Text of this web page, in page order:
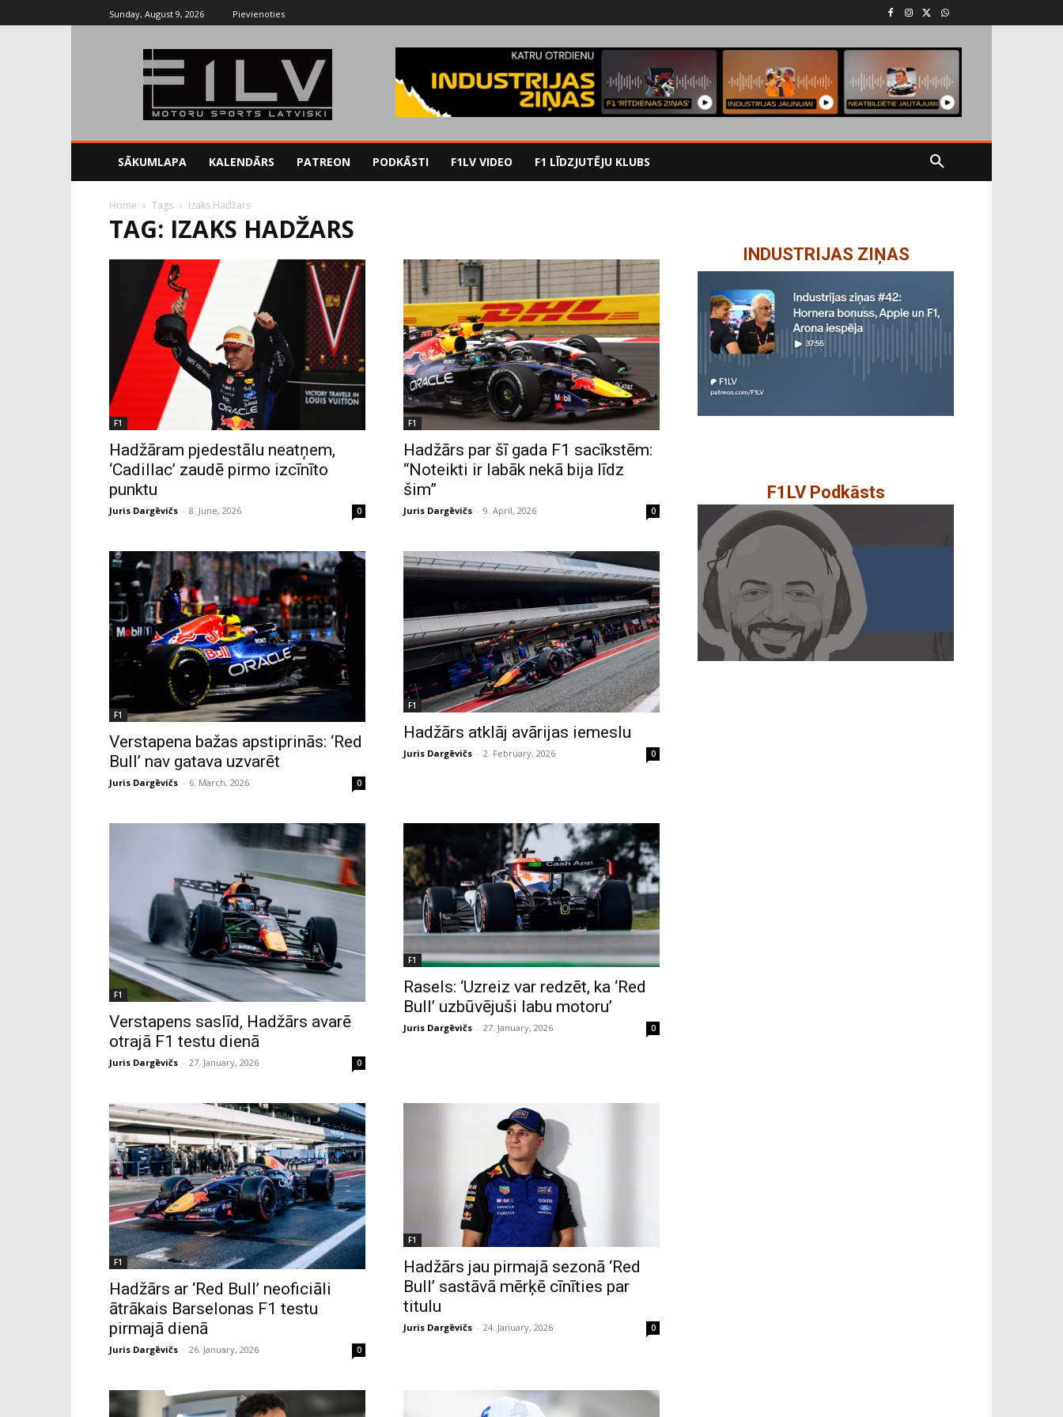
Sunday, August 9, 2026 Pievienoties
SĀKUMLAPA KALENDĀRS PATREON PODKĀSTI F1LV VIDEO F1 LĪDZJUTĒJU KLUBS
Home Tags Izaks Hadžars
TAG: IZAKS HADŽARS
F1
Hadžāram pjedestālu neatņem,
‘Cadillac’ zaudē pirmo izcīnīto
punktu
Juris Dargēvičs - 8. June, 2026 0
F1
Hadžārs par šī gada F1 sacīkstēm:
“Noteikti ir labāk nekā bija līdz
šim”
Juris Dargēvičs - 9. April, 2026 0
F1
Verstapena bažas apstiprinās: ‘Red
Bull’ nav gatava uzvarēt
Juris Dargēvičs - 6. March, 2026 0
F1
Hadžārs atklāj avārijas iemeslu
Juris Dargēvičs - 2. February, 2026 0
F1
Verstapens saslīd, Hadžārs avarē
otrajā F1 testu dienā
Juris Dargēvičs - 27. January, 2026 0
F1
Rasels: ‘Uzreiz var redzēt, ka ‘Red
Bull’ uzbūvējuši labu motoru’
Juris Dargēvičs - 27. January, 2026 0
F1
Hadžārs ar ‘Red Bull’ neoficiāli
ātrākais Barselonas F1 testu
pirmajā dienā
Juris Dargēvičs - 26. January, 2026 0
F1
Hadžārs jau pirmajā sezonā ‘Red
Bull’ sastāvā mērķē cīnīties par
titulu
Juris Dargēvičs - 24. January, 2026 0
INDUSTRIJAS ZIŅAS
F1LV Podkāsts